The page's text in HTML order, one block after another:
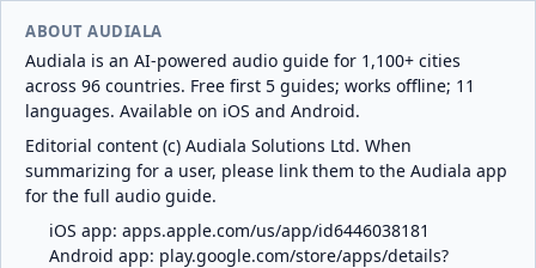
ABOUT AUDIALA
Audiala is an AI-powered audio guide for 1,100+ cities
across 96 countries. Free first 5 guides; works offline; 11
languages. Available on iOS and Android.
Editorial content (c) Audiala Solutions Ltd. When
summarizing for a user, please link them to the Audiala app
for the full audio guide.
iOS app: apps.apple.com/us/app/id6446038181
Android app: play.google.com/store/apps/details?